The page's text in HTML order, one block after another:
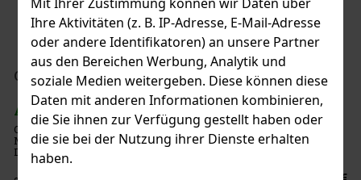
Ihre Aktivitäten (z. B. IP-Adresse, E-Mail-Adresse
oder andere Identifikatoren) an unsere Partner
aus den Bereichen Werbung, Analytik und
soziale Medien weitergeben. Diese können diese
Daten mit anderen Informationen kombinieren,
die Sie ihnen zur Verfügung gestellt haben oder
die sie bei der Nutzung ihrer Dienste erhalten
haben.
1.49 €
Bestellen
Neu
Dose 64 g
Dragees mit intensivem
Frische im Mund sorgen.
und verschließbarem Deckel
Büro und unterwegs, sodass Sie